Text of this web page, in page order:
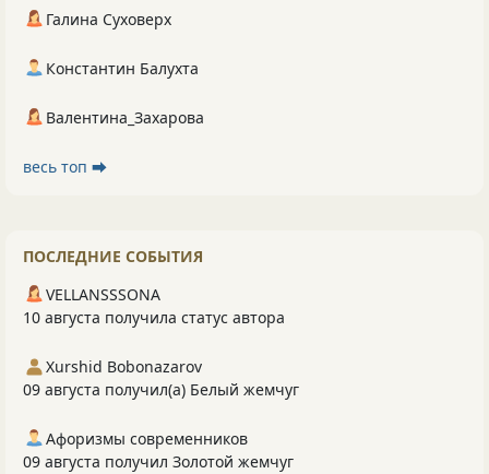
Галина Суховерх
Константин Балухта
Валентина_Захарова
весь топ ⮕
ПОСЛЕДНИЕ СОБЫТИЯ
VELLANSSSONA
10 августа получила статус автора
Xurshid Bobonazarov
09 августа получил(а) Белый жемчуг
Афоризмы современников
09 августа получил Золотой жемчуг